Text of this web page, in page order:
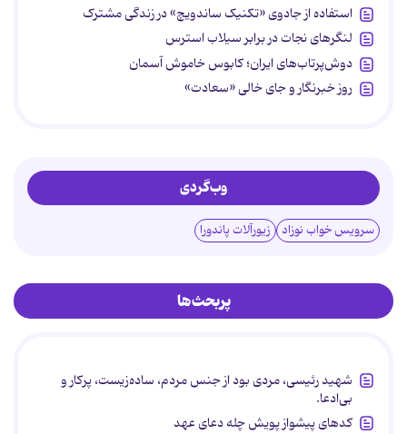
استفاده از جادوی «تکنیک ساندویچ» در زندگی مشترک
لنگرهای نجات در برابر سیلاب استرس
دوش‌پرتاب‌های ایران؛ کابوس خاموش آسمان
روز خبرنگار و جای خالی «سعادت»
وب‌گردی
سرویس خواب نوزاد زیورآلات پاندورا
پربحث‌ها
شهید رئیسی، مردی بود از جنس مردم، ساده‌زیست، پرکار و
بی‌ادعا.
کدهای پیشواز پویش چله دعای عهد